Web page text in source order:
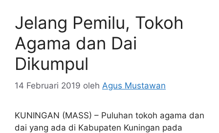
Jelang Pemilu, Tokoh
Agama dan Dai
Dikumpul
14 Februari 2019 oleh Agus Mustawan
KUNINGAN (MASS) – Puluhan tokoh agama dan
dai yang ada di Kabupaten Kuningan pada